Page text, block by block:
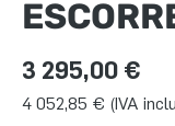
3 295,00 €
4 052,85 € (IVA